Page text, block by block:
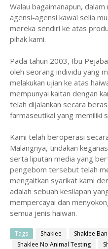
Walau bagaimanapun,
agensi-agensi kawal selia
mereka sendiri ke atas
pihak kami.
Pada tahun 2003, Ibu
oleh seorang individu yang
melakukan ujian ke atas
mempunyai kaitan dengan
telah dijalankan secara
farmaseutikal yang memiliki
Kami telah beroperasi
Malangnya, tindakan
serta liputan media yang
pengebom tersebut telah
mengaitkan syarikat kami
adalah sebuah kesilapan
mempercayai dan
semua jenis haiwan.
Tags Shaklee
Shaklee
Shaklee No Animal Testing